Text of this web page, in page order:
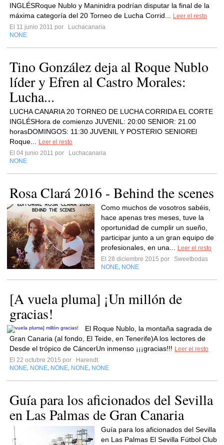
INGLÉSRoque Nublo y Maninidra podrían disputar la final de la
máxima categoría del 20 Torneo de Lucha Corrid...
Leer el resto
El 11 junio 2011 por
Luchacanaria
NONE
Tino González deja al Roque Nublo
líder y Efren al Castro Morales:
Lucha...
LUCHA CANARIA 20 TORNEO DE LUCHA CORRIDA EL CORTE
INGLÉSHora de comienzo JUVENIL: 20:00 SENIOR: 21.00
horasDOMINGOS: 11:30 JUVENIL Y POSTERIO SENIOREl
Roque...
Leer el resto
El 04 junio 2011 por
Luchacanaria
NONE
Rosa Clará 2016 - Behind the scenes
Como muchos de vosotros sabéis,
hace apenas tres meses, tuve la
oportunidad de cumplir un sueño,
participar junto a un gran equipo de
profesionales, en una...
Leer el resto
El 28 diciembre 2015 por
Sweetbodas
NONE NONE
[A vuela pluma] ¡Un millón de
gracias!
El Roque Nublo, la montaña sagrada de
Gran Canaria (al fondo, El Teide, en Tenerife)A los lectores de
Desde el trópico de CáncerUn inmenso ¡¡¡gracias!!! Leer el resto
El 22 octubre 2015 por
Harendt
NONE NONE NONE NONE NONE
Guía para los aficionados del Sevilla
en Las Palmas de Gran Canaria
Guía para los aficionados del Sevilla
en Las Palmas El Sevilla Fútbol Club